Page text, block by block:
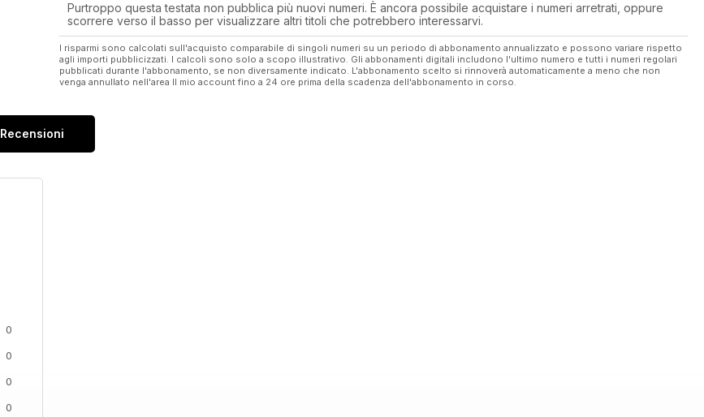
Purtroppo questa testata non pubblica più nuovi numeri. È ancora possibile acquistare i numeri arretrati, oppure
scorrere verso il basso per visualizzare altri titoli che potrebbero interessarvi.
I risparmi sono calcolati sull'acquisto comparabile di singoli numeri su un periodo di abbonamento annualizzato e possono variare rispetto
agli importi pubblicizzati. I calcoli sono solo a scopo illustrativo. Gli abbonamenti digitali includono l'ultimo numero e tutti i numeri regolari
pubblicati durante l'abbonamento, se non diversamente indicato. L'abbonamento scelto si rinnoverà automaticamente a meno che non
venga annullato nell'area Il mio account fino a 24 ore prima della scadenza dell'abbonamento in corso.
Recensioni
0
0
0
0